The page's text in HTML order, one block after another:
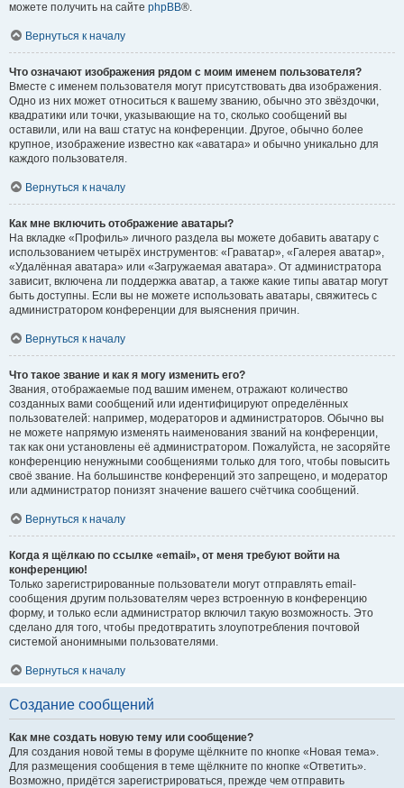
можете получить на сайте phpBB®.
Вернуться к началу
Что означают изображения рядом с моим именем пользователя?
Вместе с именем пользователя могут присутствовать два изображения.
Одно из них может относиться к вашему званию, обычно это звёздочки,
квадратики или точки, указывающие на то, сколько сообщений вы
оставили, или на ваш статус на конференции. Другое, обычно более
крупное, изображение известно как «аватара» и обычно уникально для
каждого пользователя.
Вернуться к началу
Как мне включить отображение аватары?
На вкладке «Профиль» личного раздела вы можете добавить аватару с
использованием четырёх инструментов: «Граватар», «Галерея аватар»,
«Удалённая аватара» или «Загружаемая аватара». От администратора
зависит, включена ли поддержка аватар, а также какие типы аватар могут
быть доступны. Если вы не можете использовать аватары, свяжитесь с
администратором конференции для выяснения причин.
Вернуться к началу
Что такое звание и как я могу изменить его?
Звания, отображаемые под вашим именем, отражают количество
созданных вами сообщений или идентифицируют определённых
пользователей: например, модераторов и администраторов. Обычно вы
не можете напрямую изменять наименования званий на конференции,
так как они установлены её администратором. Пожалуйста, не засоряйте
конференцию ненужными сообщениями только для того, чтобы повысить
своё звание. На большинстве конференций это запрещено, и модератор
или администратор понизят значение вашего счётчика сообщений.
Вернуться к началу
Когда я щёлкаю по ссылке «email», от меня требуют войти на
конференцию!
Только зарегистрированные пользователи могут отправлять email-
сообщения другим пользователям через встроенную в конференцию
форму, и только если администратор включил такую возможность. Это
сделано для того, чтобы предотвратить злоупотребления почтовой
системой анонимными пользователями.
Вернуться к началу
Создание сообщений
Как мне создать новую тему или сообщение?
Для создания новой темы в форуме щёлкните по кнопке «Новая тема».
Для размещения сообщения в теме щёлкните по кнопке «Ответить».
Возможно, придётся зарегистрироваться, прежде чем отправить